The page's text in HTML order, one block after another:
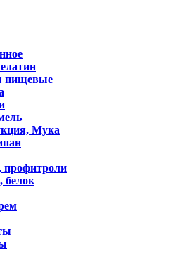
пищевые
Мука
профитроли
белок